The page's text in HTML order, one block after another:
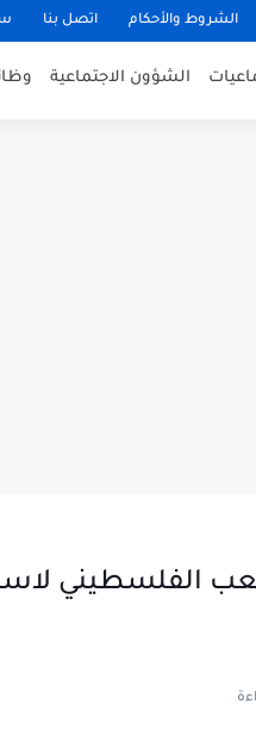
الشروط والأحكام اتصل بنا
الشؤون الاجتماعية
الفلسطيني